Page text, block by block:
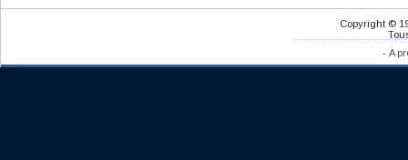
Copyright ©
- A